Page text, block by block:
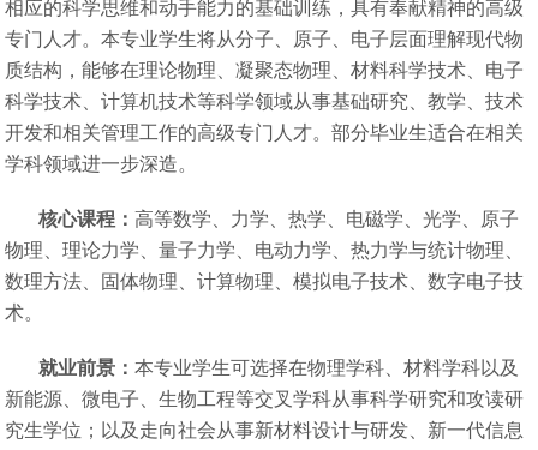
相应的科学思维和动手能力的基础训练，具有奉献精神的高级
专门人才。本专业学生将从分子、原子、电子层面理解现代物
质结构，能够在理论物理、凝聚态物理、材料科学技术、电子
科学技术、计算机技术等科学领域从事基础研究、教学、技术
开发和相关管理工作的高级专门人才。部分毕业生适合在相关
学科领域进一步深造。
核心课程：高等数学、力学、热学、电磁学、光学、原子
物理、理论力学、量子力学、电动力学、热力学与统计物理、
数理方法、固体物理、计算物理、模拟电子技术、数字电子技
术。
就业前景：本专业学生可选择在物理学科、材料学科以及
新能源、微电子、生物工程等交叉学科从事科学研究和攻读研
究生学位；以及走向社会从事新材料设计与研发、新一代信息